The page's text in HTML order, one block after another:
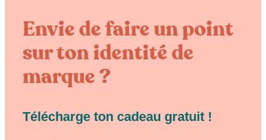
Envie de faire un point
sur ton identité de
marque ?
Télécharge ton cadeau gratuit !